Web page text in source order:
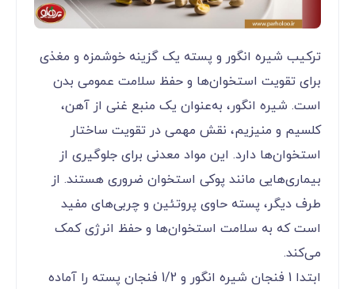
ترکیب شیره انگور و پسته یک گزینه خوشمزه و مغذی
برای تقویت استخوان‌ها و حفظ سلامت عمومی بدن
است. شیره انگور، به‌عنوان یک منبع غنی از آهن،
کلسیم و منیزیم، نقش مهمی در تقویت ساختار
استخوان‌ها دارد. این مواد معدنی برای جلوگیری از
بیماری‌هایی مانند پوکی استخوان ضروری هستند. از
طرف دیگر، پسته حاوی پروتئین و چربی‌های مفید
است که به سلامت استخوان‌ها و حفظ انرژی کمک
می‌کند.
ابتدا 1 فنجان شیره انگور و 1/2 فنجان پسته را آماده